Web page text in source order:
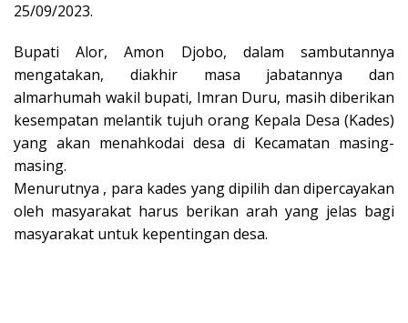
25/09/2023.
Bupati Alor, Amon Djobo, dalam sambutannya
mengatakan, diakhir masa jabatannya dan
almarhumah wakil bupati, Imran Duru, masih diberikan
kesempatan melantik tujuh orang Kepala Desa (Kades)
yang akan menahkodai desa di Kecamatan masing-
masing.
Menurutnya , para kades yang dipilih dan dipercayakan
oleh masyarakat harus berikan arah yang jelas bagi
masyarakat untuk kepentingan desa.